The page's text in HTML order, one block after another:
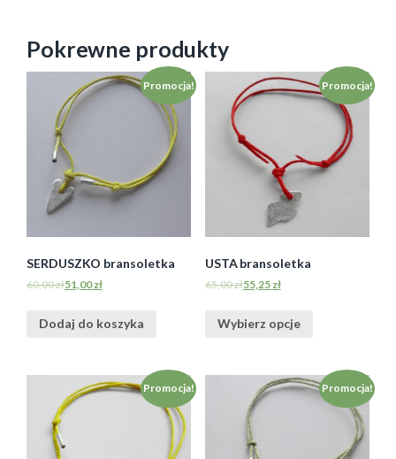
Pokrewne produkty
Promocja!
SERDUSZKO bransoletka
60,00zł51,00zł
Dodaj do koszyka
Promocja!
USTA bransoletka
65,00zł55,25 zł
Wybierz opcje
Promocja! Promocja!